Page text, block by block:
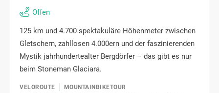
Offen
125 km und 4.700 spektakuläre Höhenmeter zwischen
Gletschern, zahllosen 4.000ern und der faszinierenden
Mystik jahrhundertealter Bergdörfer – das gibt es nur
beim Stoneman Glaciara.
VELOROUTE
MOUNTAINBIKETOUR